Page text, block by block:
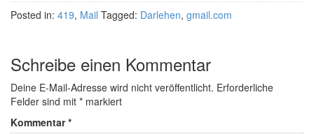
Posted in: 419, Mail Tagged: Darlehen, gmail.com
Schreibe einen Kommentar
Deine E-Mail-Adresse wird nicht veröffentlicht. Erforderliche
Felder sind mit * markiert
Kommentar*